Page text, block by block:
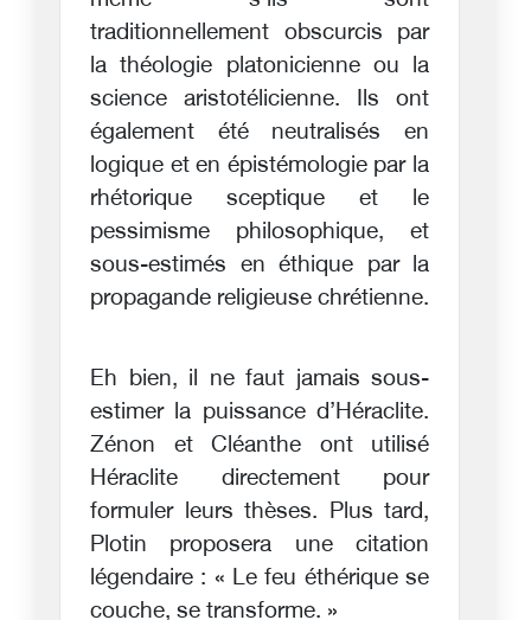
traditionnellement obscurcis par
la théologie platonicienne ou la
science aristotélicienne. Ils ont
également été neutralisés en
logique et en épistémologie par la
rhétorique sceptique et le
pessimisme philosophique, et
sous-estimés en éthique par la
propagande religieuse chrétienne.
Eh bien, il ne faut jamais sous-
estimer la puissance d’Héraclite.
Zénon et Cléanthe ont utilisé
Héraclite directement pour
formuler leurs thèses. Plus tard,
Plotin proposera une citation
légendaire : « Le feu éthérique se
couche, se transforme. »